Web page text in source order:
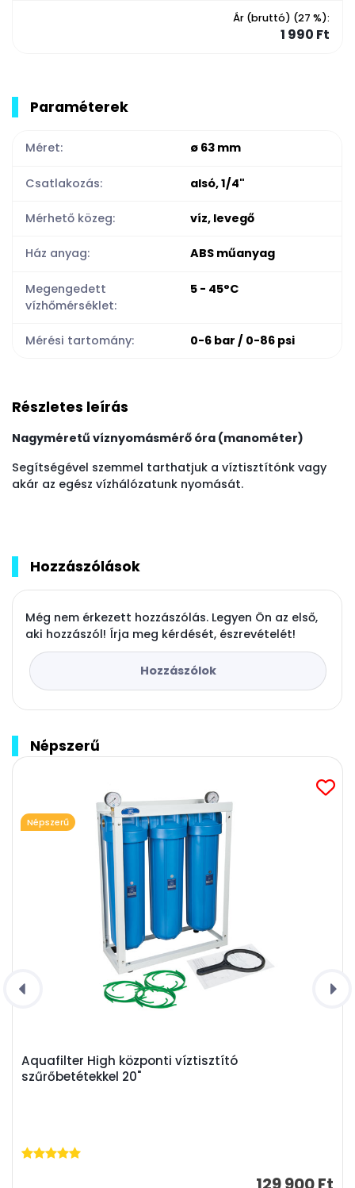
Ár (bruttó) (27 %):
1 990 Ft
Részletes leírás
Nagyméretű víznyomásmérő óra (manométer)
Segítségével szemmel tarthatjuk a víztisztítónk vagy
akár az egész vízhálózatunk nyomását.
Paraméterek
Méret: ø 63 mm
Csatlakozás: alsó, 1/4"
Mérhető közeg: víz, levegő
Ház anyag: ABS műanyag
Megengedett
vízhőmérséklet:
5 - 45°C
Mérési tartomány: 0-6 bar / 0-86 psi
Hozzászólások
Még nem érkezett hozzászólás. Legyen Ön az első,
aki hozzászól! Írja meg kérdését, észrevételét!
Hozzászólok
Népszerű
Aquafilter High központi víztisztító
szűrőbetétekkel 20"
Népszerű